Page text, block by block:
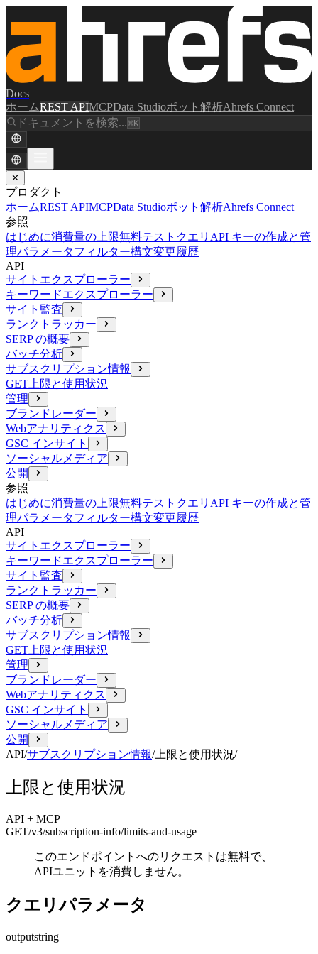
Docs
ホームREST APIMCPData Studioボット解析Ahrefs Connect
ドキュメントを検索...⌘K
✕
プロダクト
ホームREST APIMCPData Studioボット解析Ahrefs Connect
参照
はじめに消費量の上限無料テストクエリ API キーの作成と管
理パラメータフィルター構文変更履歴
API
サイトエクスプローラー
キーワードエクスプローラー
サイト監査
ランクトラッカー
SERP の概要
バッチ分析
サブスクリプション情報
GET 上限と使用状況
管理
ブランドレーダー
Webアナリティクス
GSC インサイト
ソーシャルメディア
公開
参照
はじめに消費量の上限無料テストクエリ API キーの作成と管
理パラメータフィルター構文変更履歴
API
サイトエクスプローラー
キーワードエクスプローラー
サイト監査
ランクトラッカー
SERP の概要
バッチ分析
サブスクリプション情報
GET 上限と使用状況
管理
ブランドレーダー
Webアナリティクス
GSC インサイト
ソーシャルメディア
公開
API/サブスクリプション情報/上限と使用状況/
上限と使用状況
API + MCP
GET/v3/subscription-info/limits-and-usage
このエンドポイントへのリクエストは無料で、
APIユニットを消費しません。
クエリパラメータ
outputstring